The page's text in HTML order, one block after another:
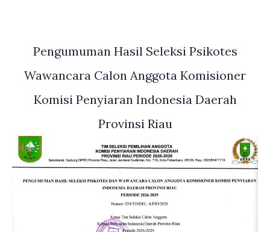
Pengumuman Hasil Seleksi Psikotes
Wawancara Calon Anggota Komisioner
Komisi Penyiaran Indonesia Daerah
Provinsi Riau